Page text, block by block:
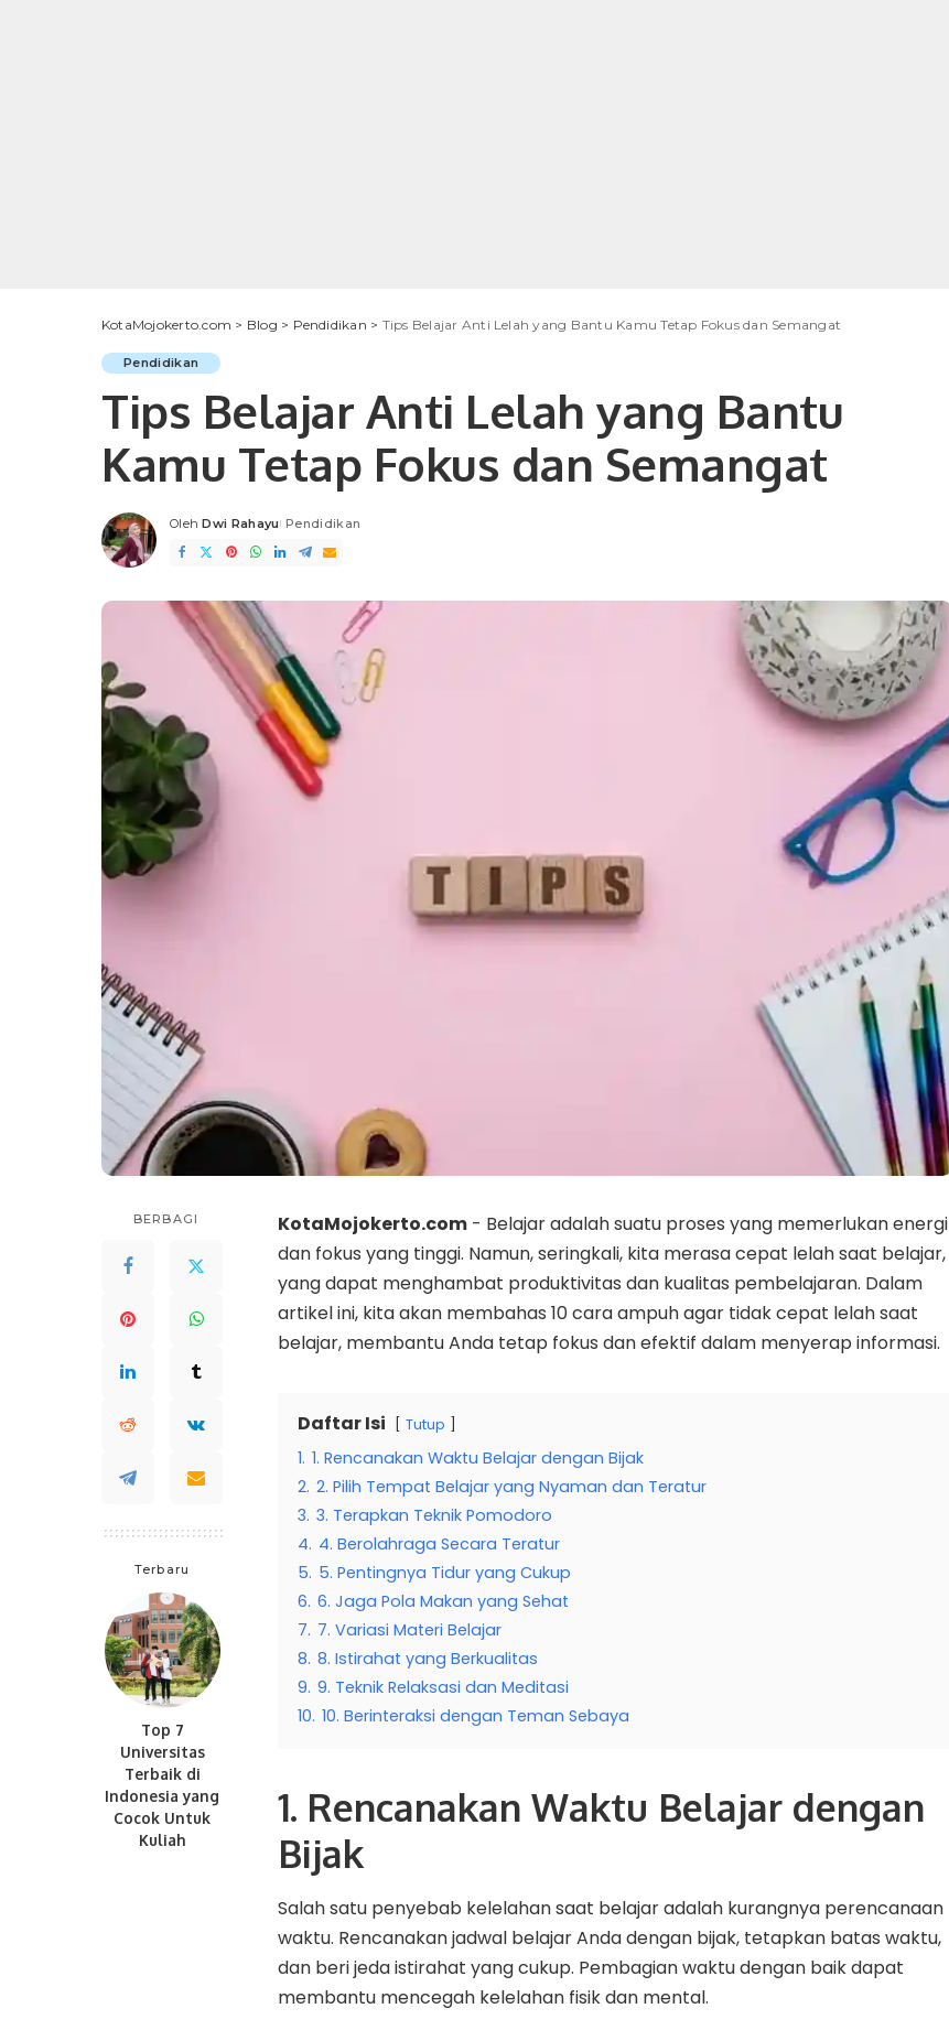
KotaMojokerto.com > Blog > Pendidikan > Tips Belajar Anti Lelah yang Bantu Kamu Tetap Fokus dan Semangat
Pendidikan
Tips Belajar Anti Lelah yang Bantu
Kamu Tetap Fokus dan Semangat
Posted
by
Oleh Dwi Rahayu Pendidikan
BERBAGI
Terbaru
Top 7
Universitas
Terbaik di
Indonesia yang
Cocok Untuk
Kuliah
KotaMojokerto.com - Belajar adalah suatu proses yang memerlukan energi
dan fokus yang tinggi. Namun, seringkali, kita merasa cepat lelah saat belajar,
yang dapat menghambat produktivitas dan kualitas pembelajaran. Dalam
artikel ini, kita akan membahas 10 cara ampuh agar tidak cepat lelah saat
belajar, membantu Anda tetap fokus dan efektif dalam menyerap informasi.
Daftar Isi Tutup
1. 1. Rencanakan Waktu Belajar dengan Bijak
2. 2. Pilih Tempat Belajar yang Nyaman dan Teratur
3. 3. Terapkan Teknik Pomodoro
4. 4. Berolahraga Secara Teratur
5. 5. Pentingnya Tidur yang Cukup
6. 6. Jaga Pola Makan yang Sehat
7. 7. Variasi Materi Belajar
8. 8. Istirahat yang Berkualitas
9. 9. Teknik Relaksasi dan Meditasi
10. 10. Berinteraksi dengan Teman Sebaya
1. Rencanakan Waktu Belajar dengan
Bijak
Salah satu penyebab kelelahan saat belajar adalah kurangnya perencanaan
waktu. Rencanakan jadwal belajar Anda dengan bijak, tetapkan batas waktu,
dan beri jeda istirahat yang cukup. Pembagian waktu dengan baik dapat
membantu mencegah kelelahan fisik dan mental.